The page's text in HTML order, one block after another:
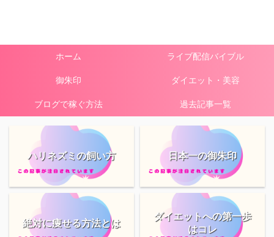
ホーム ライブ配信バイブル
御朱印 ダイエット・美容
ブログで稼ぐ方法 過去記事一覧
ハリネズミの飼い方 日本一の御朱印
絶対に痩せる方法とは
ダイエットへの第一歩
はコレ